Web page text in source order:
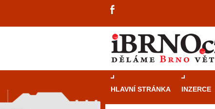
HLAVNÍ STRÁNKA INZERCE